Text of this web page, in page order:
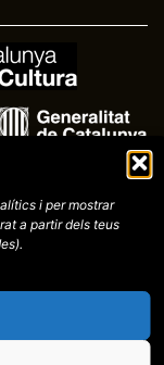
i per mostrar
a partir dels teus